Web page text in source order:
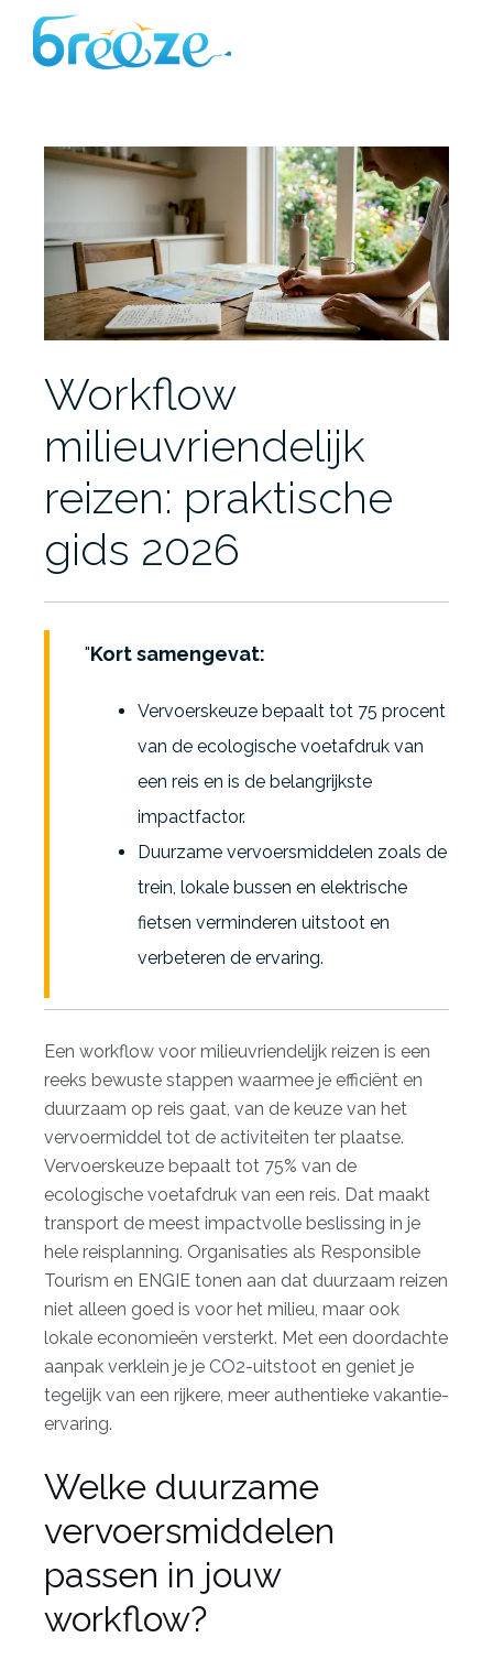
Workflow
milieuvriendelijk
reizen: praktische
gids 2026
Kort samengevat:
Vervoerskeuze bepaalt tot 75 procent
van de ecologische voetafdruk van
een reis en is de belangrijkste
impactfactor.
Duurzame vervoersmiddelen zoals de
trein, lokale bussen en elektrische
fietsen verminderen uitstoot en
verbeteren de ervaring.
Een workflow voor milieuvriendelijk reizen is een
reeks bewuste stappen waarmee je efficiënt en
duurzaam op reis gaat, van de keuze van het
vervoermiddel tot de activiteiten ter plaatse.
Vervoerskeuze bepaalt tot 75% van de
ecologische voetafdruk van een reis. Dat maakt
transport de meest impactvolle beslissing in je
hele reisplanning. Organisaties als Responsible
Tourism en ENGIE tonen aan dat duurzaam reizen
niet alleen goed is voor het milieu, maar ook
lokale economieën versterkt. Met een doordachte
aanpak verklein je je CO2-uitstoot en geniet je
tegelijk van een rijkere, meer authentieke vakantie-
ervaring.
Welke duurzame
vervoersmiddelen
passen in jouw
workflow?